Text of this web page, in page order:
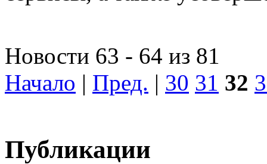
Новости 63 - 64 из 81
Начало | Пред. | 30 31 32
Публикации